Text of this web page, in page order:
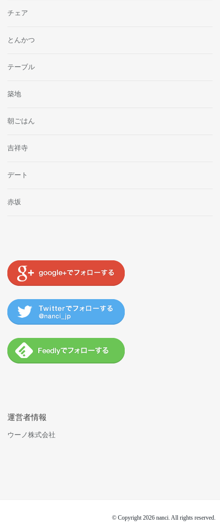
チェア
とんかつ
テーブル
築地
朝ごはん
吉祥寺
デート
赤坂
運営者情報
ウーノ株式会社
© Copyright 2026 nanci. All rights reserved.